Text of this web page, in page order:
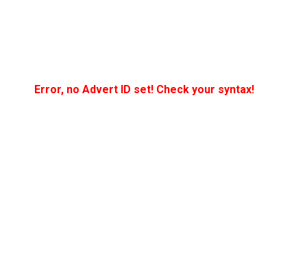
Error, no Advert ID set! Check your syntax!